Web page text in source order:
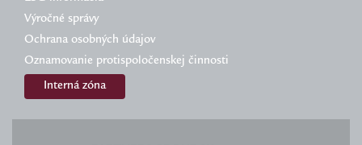
Výročné správy
Ochrana osobných údajov
Oznamovanie protispoločenskej činnosti
Interná zóna